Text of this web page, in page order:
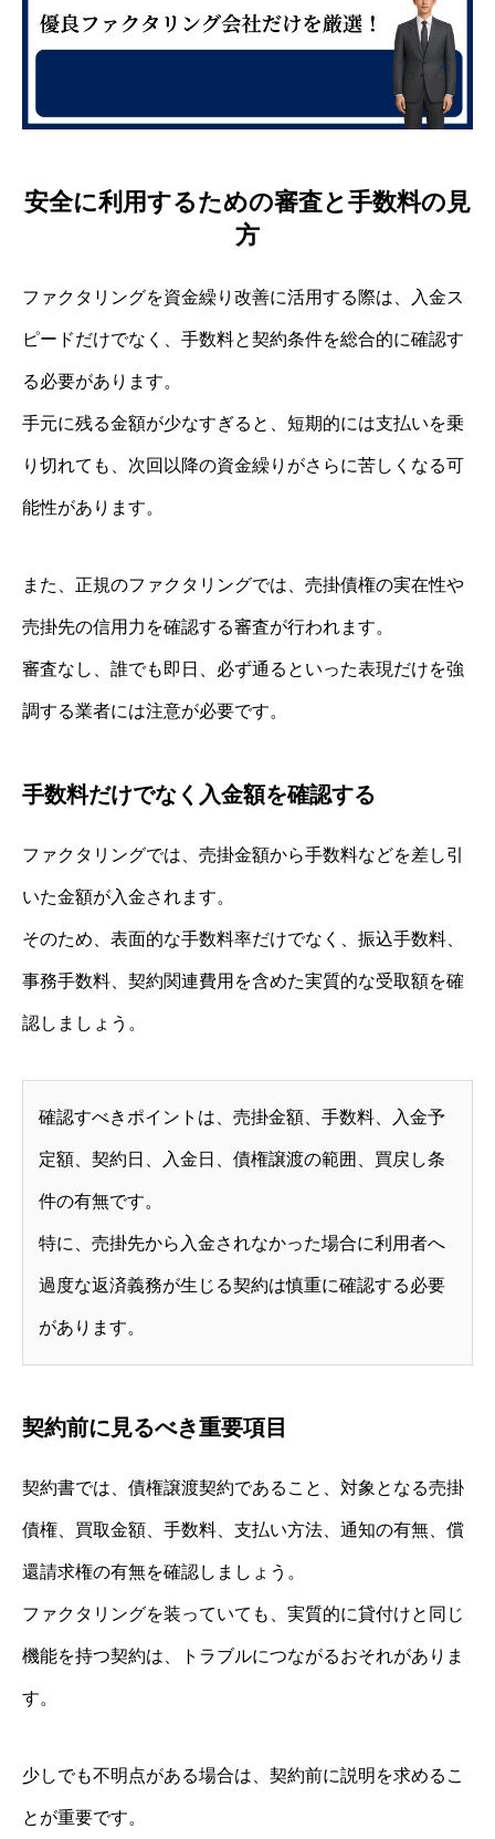
安全に利用するための審査と手数料の見
方
ファクタリングを資金繰り改善に活用する際は、入金ス
ピードだけでなく、手数料と契約条件を総合的に確認す
る必要があります。
手元に残る金額が少なすぎると、短期的には支払いを乗
り切れても、次回以降の資金繰りがさらに苦しくなる可
能性があります。
また、正規のファクタリングでは、売掛債権の実在性や
売掛先の信用力を確認する審査が行われます。
審査なし、誰でも即日、必ず通るといった表現だけを強
調する業者には注意が必要です。
手数料だけでなく入金額を確認する
ファクタリングでは、売掛金額から手数料などを差し引
いた金額が入金されます。
そのため、表面的な手数料率だけでなく、振込手数料、
事務手数料、契約関連費用を含めた実質的な受取額を確
認しましょう。
確認すべきポイントは、売掛金額、手数料、入金予
定額、契約日、入金日、債権譲渡の範囲、買戻し条
件の有無です。
特に、売掛先から入金されなかった場合に利用者へ
過度な返済義務が生じる契約は慎重に確認する必要
があります。
契約前に見るべき重要項目
契約書では、債権譲渡契約であること、対象となる売掛
債権、買取金額、手数料、支払い方法、通知の有無、償
還請求権の有無を確認しましょう。
ファクタリングを装っていても、実質的に貸付けと同じ
機能を持つ契約は、トラブルにつながるおそれがありま
す。
少しでも不明点がある場合は、契約前に説明を求めるこ
とが重要です。